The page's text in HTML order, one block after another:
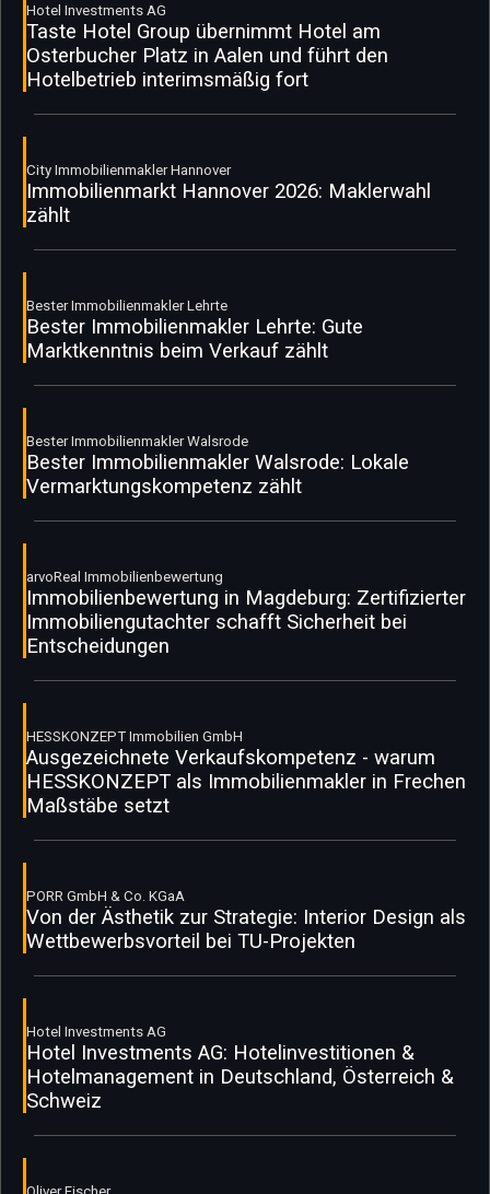
Hotel Investments AG
Taste Hotel Group übernimmt Hotel am
Osterbucher Platz in Aalen und führt den
Hotelbetrieb interimsmäßig fort
City Immobilienmakler Hannover
Immobilienmarkt Hannover 2026: Maklerwahl
zählt
Bester Immobilienmakler Lehrte
Bester Immobilienmakler Lehrte: Gute
Marktkenntnis beim Verkauf zählt
Bester Immobilienmakler Walsrode
Bester Immobilienmakler Walsrode: Lokale
Vermarktungskompetenz zählt
arvoReal Immobilienbewertung
Immobilienbewertung in Magdeburg: Zertifizierter
Immobiliengutachter schafft Sicherheit bei
Entscheidungen
HESSKONZEPT Immobilien GmbH
Ausgezeichnete Verkaufskompetenz - warum
HESSKONZEPT als Immobilienmakler in Frechen
Maßstäbe setzt
PORR GmbH & Co. KGaA
Von der Ästhetik zur Strategie: Interior Design als
Wettbewerbsvorteil bei TU-Projekten
Hotel Investments AG
Hotel Investments AG: Hotelinvestitionen &
Hotelmanagement in Deutschland, Österreich &
Schweiz